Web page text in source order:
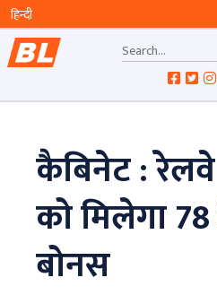
कैबिनेट : रेलवे
को मिलेगा
बोनस